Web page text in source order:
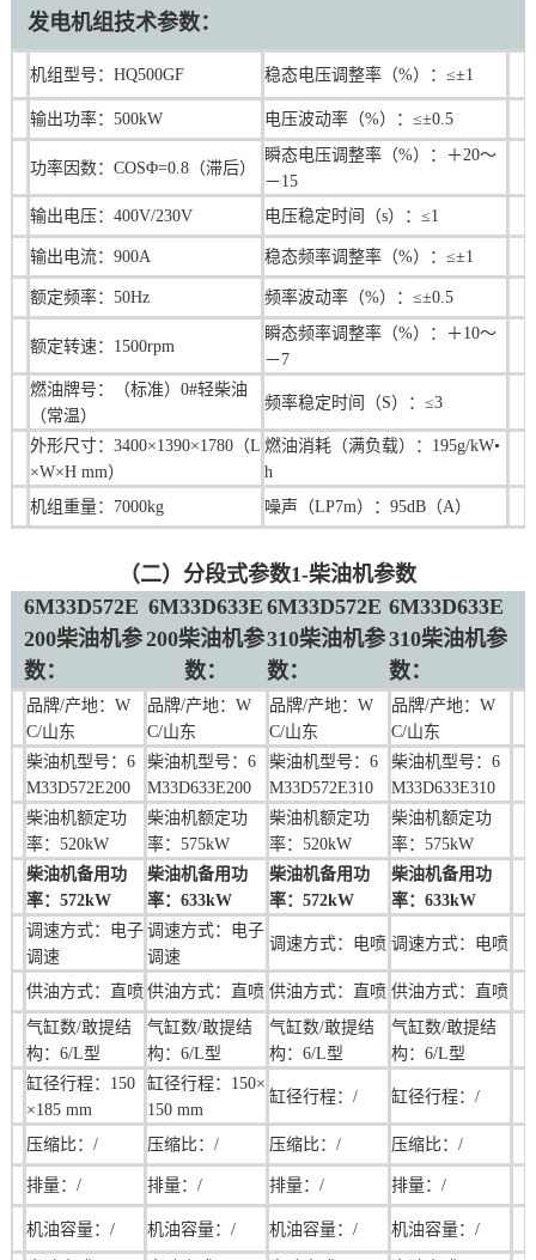
发电机组技术参数：
机组型号：HQ500GF 稳态电压调整率（%）：≤±1
输出功率：500kW 电压波动率（%）：≤±0.5
功率因数：COSΦ=0.8（滞后）
瞬态电压调整率（%）：＋20～
－15
输出电压：400V/230V
电压稳定时间（s）：≤1
输出电流：900A 稳态频率调整率（%）：≤±1
额定频率：50Hz 频率波动率（%）：≤±0.5
额定转速：1500rpm
瞬态频率调整率（%）：＋10～
－7
燃油牌号：（标准）0#轻柴油
（常温）
频率稳定时间（S）：≤3
外形尺寸：3400×1390×1780（L
×W×H mm）
燃油消耗（满负载）：195g/kW•
h
机组重量：7000kg
噪声（LP7m）：95dB（A）
（二）分段式参数1-柴油机参数
6M33D572E
200柴油机参
数：
6M33D633E
200柴油机参
数：
6M33D572E
310柴油机参
数：
6M33D633E
310柴油机参
数：
品牌/产地：W
C/山东
品牌/产地： W
C/山东
品牌/产地： W
C/山东
品牌/产地： W
C/山东
柴油机型号：6
M33D572E200
柴油机型号：6
M33D633E200
柴油机型号：6
M33D572E310
柴油机型号：6
M33D633E310
柴油机额定功
率：520kW
柴油机额定功
率：575kW
柴油机额定功
率：520kW
柴油机额定功
率：575kW
柴油机备用功
率：572kW
柴油机备用功
率：633kW
柴油机备用功
率：572kW
柴油机备用功
率：633kW
调速方式：电子
调速
调速方式： 电子
调速
调速方式： 电喷 调速方式： 电喷
供油方式：直喷 供油方式：直喷 供油方式：直喷 供油方式：直喷
气缸数/敢提结
构：6/L型
气缸数/敢提结
构：6/L型
气缸数/敢提结
构：6/L型
气缸数/敢提结
构：6/L型
缸径行程：150
×185 mm
缸径行程： 150×
150 mm
缸径行程： / 缸径行程： /
压缩比： / 压缩比： / 压缩比：/ 压缩比： /
排量：/ 排量：/ 排量：/ 排量： /
机油容量：/ 机油容量：/ 机油容量：/ 机油容量： /